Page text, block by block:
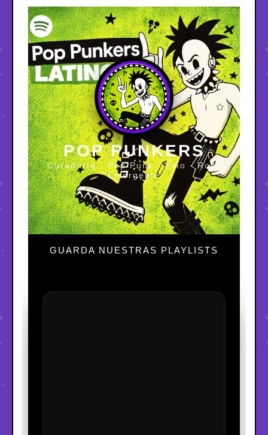
POP PUNKERS
Curaduría · Pop Punk · Emo · Rock
Emergente
GUARDA NUESTRAS PLAYLISTS